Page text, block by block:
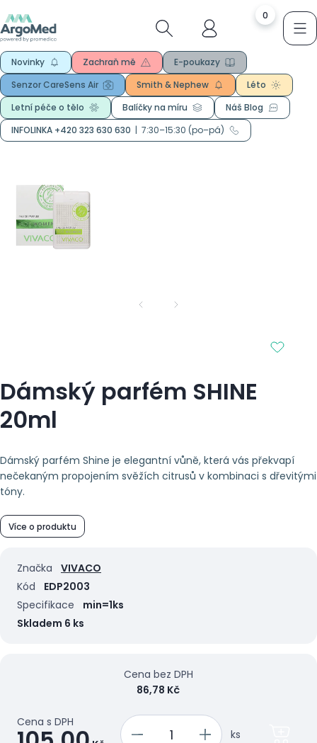
0
Novinky Zachraň mě
E-poukazy
Senzor CareSens Air
Smith & Nephew
Léto
Letní péče o tělo
Balíčky na míru
Náš Blog
INFOLINKA +420 323 630 630 | 7:30–15:30 (po–pá)
Dámský parfém SHINE
20ml
Dámský parfém Shine je elegantní vůně, která vás překvapí
nečekaným propojením svěžích citrusů v kombinaci s dřevitými
tóny.
Více o produktu
Značka
VIVACO
Kód
EDP2003
Specifikace
min=1ks
Skladem 6 ks
Cena s DPH
Cena bez DPH
86,78 Kč
ks